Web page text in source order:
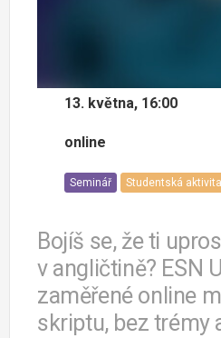
13. května, 16:00
online
Seminář Studentská aktivita
Bojíš se, že ti
v angličtině? ESN
zaměřené online
skriptu, bez trémy